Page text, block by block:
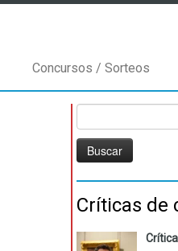
Concursos / Sorteos
Críticas de